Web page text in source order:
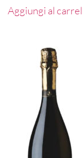
Aggiungi al